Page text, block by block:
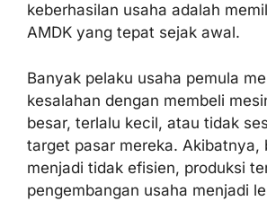
keberhasilan usaha adalah
AMDK yang tepat sejak awal.
Banyak pelaku usaha pemula
kesalahan dengan membeli
besar, terlalu kecil, atau tidak
target pasar mereka. Akibatnya,
menjadi tidak efisien, produksi
pengembangan usaha menjadi